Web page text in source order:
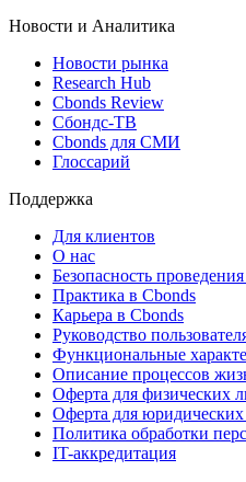
ETF & Funds
Поиск ETF & Funds
Новости и Аналитика
Новости рынка
Research Hub
Cbonds Review
Сбондс-ТВ
Глоссарий
Поддержка
Для клиентов
О нас
Безопасность
Практика в Cbonds
Карьера в Cbonds
Руководство
Функциональные
Описание процессов
Оферта для физических